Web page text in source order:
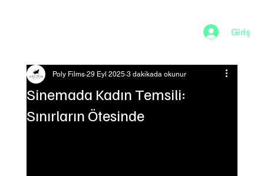
Giriş
Sinemada Kadın Temsili:
Sınırların Ötesinde
Poly Films 29 Eyl 2025 3 dakikada okunur